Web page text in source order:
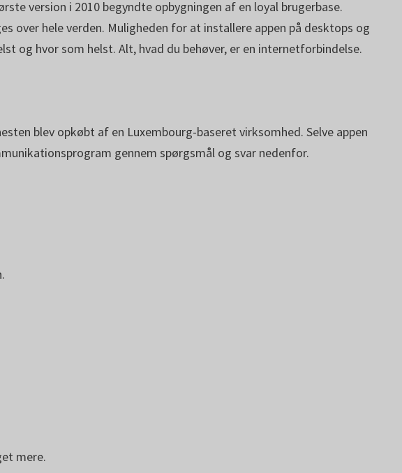
version i 2010 begyndte opbygningen af en loyal brugerbase.
over hele verden. Muligheden for at installere appen på desktops og
og hvor som helst. Alt, hvad du behøver, er en internetforbindelse.
blev opkøbt af en Luxembourg-baseret virksomhed. Selve appen
gennem spørgsmål og svar nedenfor.
mere.